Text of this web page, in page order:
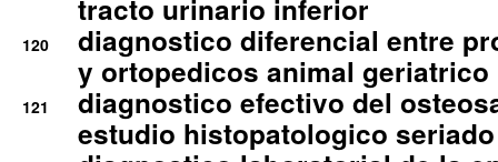
tracto urinario inferior
120
diagnostico diferencial entre
y ortopedicos animal geriatrico
121
diagnostico efectivo del
estudio histopatologico seriado